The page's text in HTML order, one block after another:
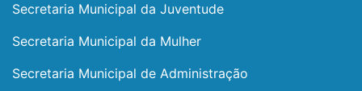
Secretaria Municipal da Juventude
Secretaria Municipal da Mulher
Secretaria Municipal de Administração